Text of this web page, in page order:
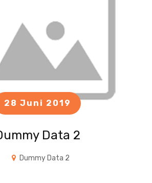
28 Juni 2019
Data 2
Dummy Data 2